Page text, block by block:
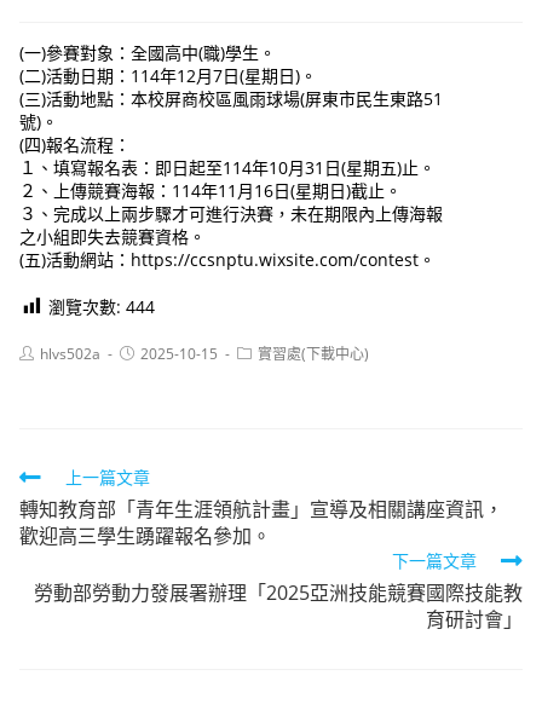
(一)參賽對象：全國高中(職)學生。
(二)活動日期：114年12月7日(星期日)。
(三)活動地點：本校屏商校區風雨球場(屏東市民生東路51
號)。
(四)報名流程：
１、填寫報名表：即日起至114年10月31日(星期五)止。
２、上傳競賽海報：114年11月16日(星期日)截止。
３、完成以上兩步驟才可進行決賽，未在期限內上傳海報
之小組即失去競賽資格。
(五)活動網站：https://ccsnptu.wixsite.com/contest。
瀏覽次數: 444
Posthlvs502a
Post2025-10-15
Post實習處(下載中心)
Read
more
articles
上一篇文章
轉知教育部「青年生涯領航計畫」宣導及相關講座資訊，
歡迎高三學生踴躍報名參加。
下一篇文章
勞動部勞動力發展署辦理「2025亞洲技能競賽國際技能教
育研討會」